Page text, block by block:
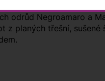
Apulii kde je v zimě
odrůd Negroamaro a
planých třešní,